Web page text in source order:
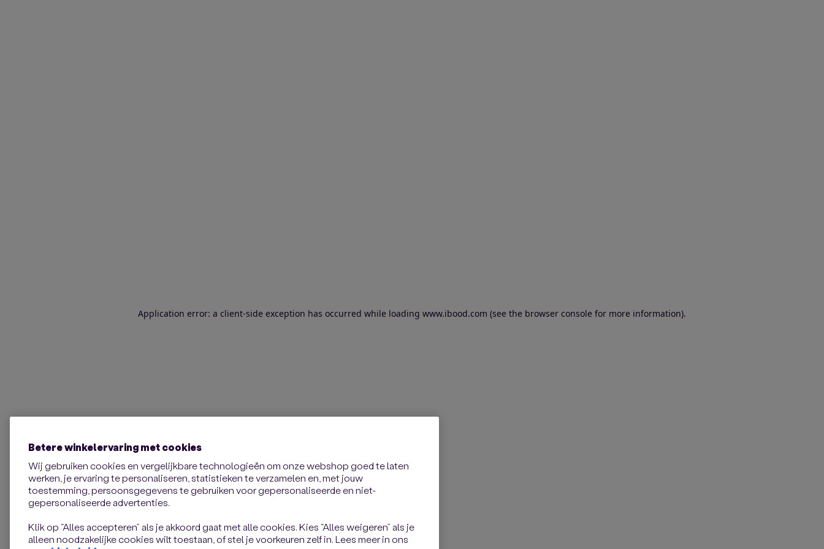
Application error: a client-side exception has occurred while loading www.ibood.com (see the browser console for more information).
Betere winkelervaring met cookies
Wij gebruiken cookies en vergelijkbare technologieën om onze webshop goed te laten
werken, je ervaring te personaliseren, statistieken te verzamelen en, met jouw
toestemming, persoonsgegevens te gebruiken voor gepersonaliseerde en niet-
gepersonaliseerde advertenties.
Klik op “Alles accepteren” als je akkoord gaat met alle cookies. Kies “Alles weigeren” als je
alleen noodzakelijke cookies wilt toestaan, of stel je voorkeuren zelf in. Lees meer in ons